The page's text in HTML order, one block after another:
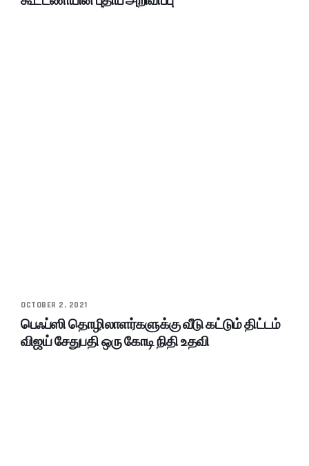
OCTOBER 2, 2021
பெஃப்ஸி தொழிலாளர்களுக்கு வீடு கட்டும் திட்டம்
விஜய் சேதுபதி ஒரு கோடி நிதி உதவி